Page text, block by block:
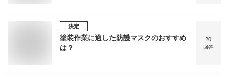
決定
塗装作業に適した防護マスクのおすすめ
は？
20
回答